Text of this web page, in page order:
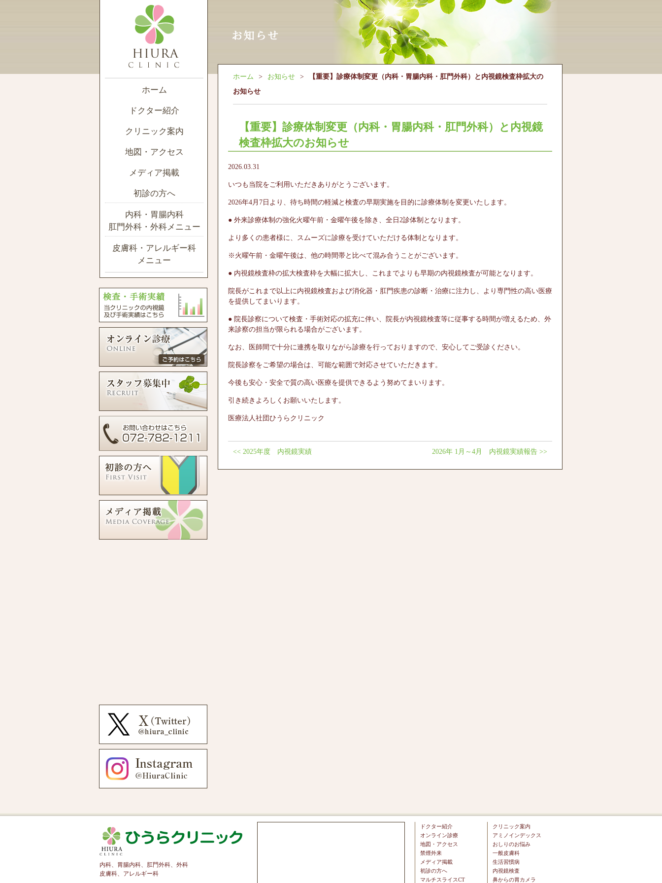
ホーム お知らせ
【重要】診療体制変更（内科・胃腸内科・肛門外科）と内視鏡検査枠拡大の
お知らせ
【重要】診療体制変更（内科・胃腸内科・肛門外科）と内視鏡
検査枠拡大のお知らせ
2026.03.31
いつも当院をご利用いただきありがとうございます。
2026年4月7日より、待ち時間の軽減と検査の早期実施を目的に診療体制を変更いたします。
● 外来診療体制の強化火曜午前・金曜午後を除き、全日2診体制となります。
より多くの患者様に、スムーズに診療を受けていただける体制となります。
※火曜午前・金曜午後は、他の時間帯と比べて混み合うことがございます。
● 内視鏡検査枠の拡大検査枠を大幅に拡大し、これまでよりも早期の内視鏡検査が可能となります。
院長がこれまで以上に内視鏡検査および消化器・肛門疾患の診断・治療に注力し、より専門性の高い医療
を提供してまいります。
● 院長診察について検査・手術対応の拡充に伴い、院長が内視鏡検査等に従事する時間が増えるため、外
来診察の担当が限られる場合がございます。
なお、医師間で十分に連携を取りながら診療を行っておりますので、安心してご受診ください。
院長診察をご希望の場合は、可能な範囲で対応させていただきます。
今後も安心・安全で質の高い医療を提供できるよう努めてまいります。
引き続きよろしくお願いいたします。
医療法人社団ひうらクリニック
<< 2025年度 内視鏡実績 2026年 1月～4月 内視鏡実績報告 >>
ホーム
ドクター紹介
クリニック案内
地図・アクセス
メディア掲載
初診の方へ
内科・胃腸内科
肛門外科・外科メニュー
皮膚科・アレルギー科
メニュー
内科、胃腸内科、肛門外科、外科
皮膚科、アレルギー科
ドクター紹介
クリニック案内
オンライン診療
アミノインデックス
地図・アクセス
おしりのお悩み
禁煙外来
一般皮膚科
メディア掲載
生活習慣病
初診の方へ
内視鏡検査
マルチスライスCT
鼻からの胃カメラ